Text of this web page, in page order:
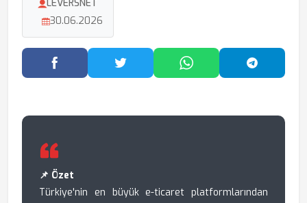
LEVERSNET
30.06.2026
Facebook'ta PaylaşTwitter'da PaylaşWhatsApp'ta Paylaş
📌 Özet
Türkiye'nin en büyük e-ticaret platformlarından